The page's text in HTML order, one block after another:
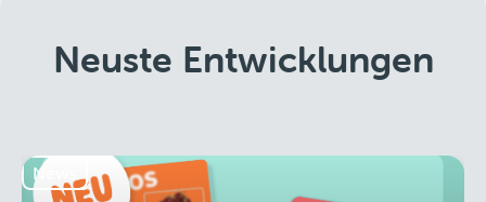
Neuste Entwicklungen
News